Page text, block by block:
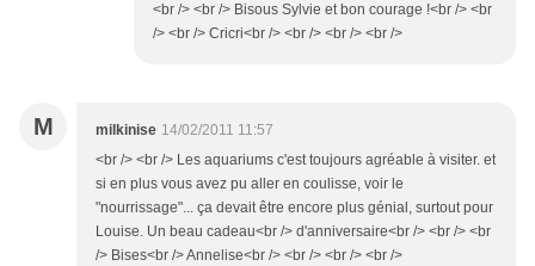
<br /> <br /> Bisous Sylvie et bon courage !<br /> <br
/> <br /> Cricri<br /> <br /> <br /> <br />
M milkinise 14/02/2011 11:57
<br /> <br /> Les aquariums c'est toujours agréable à visiter. et
si en plus vous avez pu aller en coulisse, voir le
"nourrissage"... ça devait être encore plus génial, surtout pour
Louise. Un beau cadeau<br /> d'anniversaire<br /> <br /> <br
/> Bises<br /> Annelise<br /> <br /> <br /> <br />